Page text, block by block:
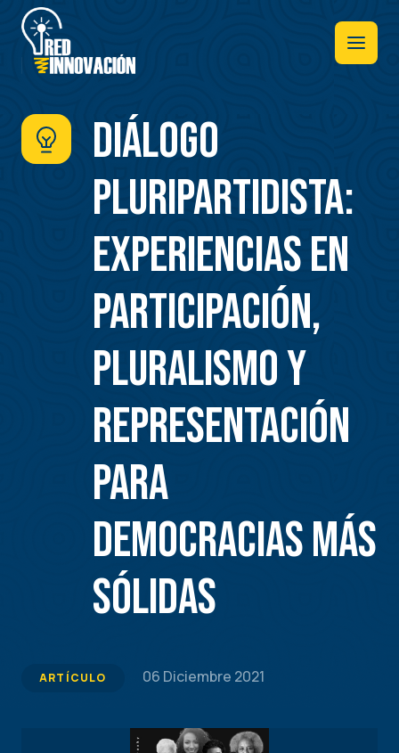
Pasar
contenido
principal
Diálogo
pluripartidista:
Experiencias en
participación,
pluralismo y
representación
para
democracias más
sólidas
ARTÍCULO 06 Diciembre 2021